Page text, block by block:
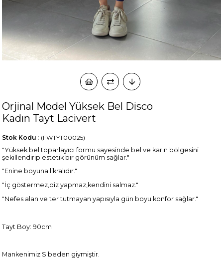
Orjinal Model Yüksek Bel Disco
Kadın Tayt Lacivert
(FWTYT00025)
Stok Kodu
"Yüksek bel toparlayıcı formu sayesinde bel ve karın bölgesini
şekillendirip estetik bir görünüm sağlar."
"Enine boyuna likralıdır."
"İç göstermez,diz yapmaz,kendini salmaz."
"Nefes alan ve ter tutmayan yapısıyla gün boyu konfor sağlar."
Tayt Boy: 90cm
Mankenimiz S beden giymiştir.